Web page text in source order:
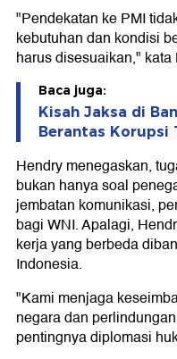
"Pendekatan ke PMI
kebutuhan dan kondisi
harus disesuaikan," kata
Baca juga:
Kisah Jaksa di
Berantas Korupsi
Hendry menegaskan,
bukan hanya soal
jembatan komunikasi,
bagi WNI. Apalagi,
kerja yang berbeda
Indonesia.
"Kami menjaga
negara dan
pentingnya diplomasi